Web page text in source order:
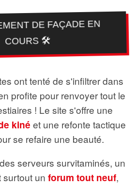
DE FAÇADE EN
COURS 🛠️
ont tenté de s'infiltrer dans
profite pour renvoyer tout le
! Le site s'offre une
kiné et une refonte tactique
se refaire une beauté.
serveurs survitaminés, un
surtout un forum tout neuf,